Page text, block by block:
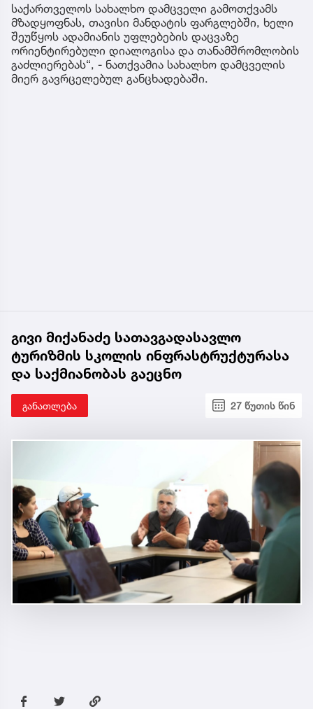
საქართველოს სახალხო დამცველი გამოთქვამს
მზადყოფნას, თავისი მანდატის ფარგლებში, ხელი
შეუწყოს ადამიანის უფლებების დაცვაზე
ორიენტირებული დიალოგისა და თანამშრომლობის
გაძლიერებას“, - ნათქვამია სახალხო დამცველის
მიერ გავრცელებულ განცხადებაში.
გივი მიქანაძე სათავგადასავლო
ტურიზმის სკოლის ინფრასტრუქტურასა
და საქმიანობას გაეცნო
განათლება 27 წუთის წინ